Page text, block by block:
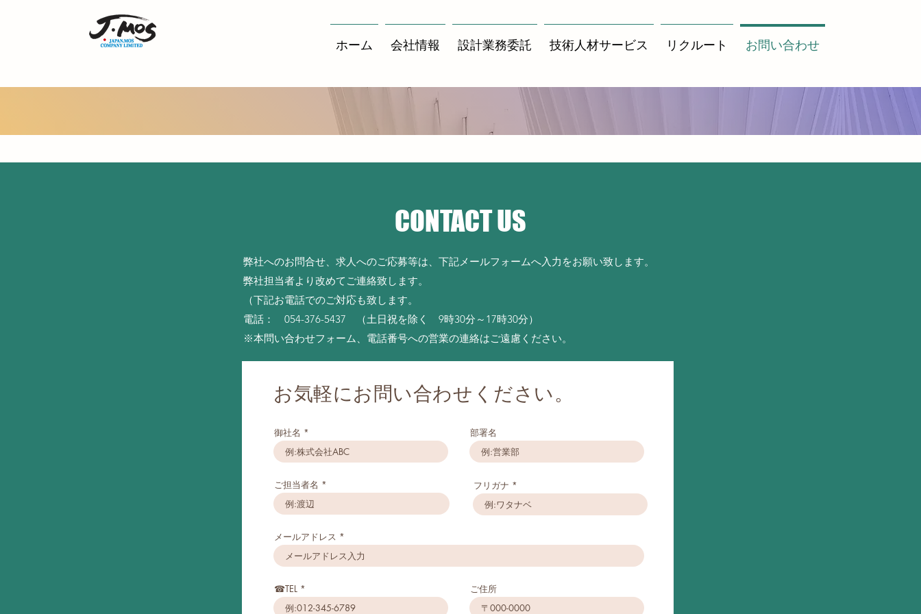
ホーム 会社情報 設計業務委託 技術人材サービス リクルート お問い合わせ
CONTACT US
弊社へのお問合せ、求人へのご応募等は、下記メールフォームへ入力をお願い致します。
弊社担当者より改めてご連絡致します。
（下記お電話でのご対応も致します。
電話： 054-376-5437 （土日祝を除く 9時30分～17時30分）
​※本問い合わせフォーム、電話番号への営業の連絡はご遠慮ください。
お気軽にお問い合わせください。
御社名
ご担当者名
部署名
フリガナ
メールアドレス
☎TEL ご住所